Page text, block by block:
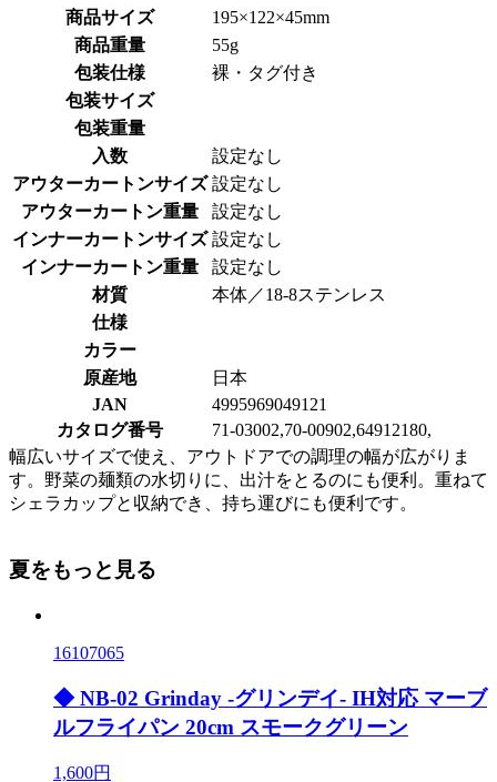
商品サイズ
195×122×45mm
商品重量
55g
包装仕様
裸・タグ付き
包装サイズ
包装重量
入数
設定なし
アウターカートンサイズ 設定なし
アウターカートン重量
設定なし
インナーカートンサイズ 設定なし
インナーカートン重量
設定なし
材質
本体／18-8ステンレス
仕様
カラー
原産地
日本
JAN
4995969049121
カタログ番号
71-03002,70-00902,64912180,
幅広いサイズで使え、アウトドアでの調理の幅が広がりま
す。野菜の麺類の水切りに、出汁をとるのにも便利。重ねて
シェラカップと収納でき、持ち運びにも便利です。
夏をもっと見る
16107065
◆ NB-02 Grinday -グリンデイ- IH対応 マーブ
ルフライパン 20cm スモークグリーン
1,600円